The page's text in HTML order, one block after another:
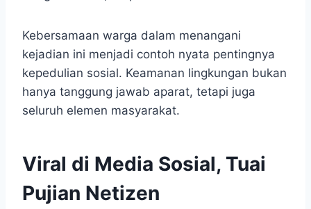
Kebersamaan warga dalam menangani
kejadian ini menjadi contoh nyata pentingnya
kepedulian sosial. Keamanan lingkungan bukan
hanya tanggung jawab aparat, tetapi juga
seluruh elemen masyarakat.
Viral di Media Sosial, Tuai
Pujian Netizen